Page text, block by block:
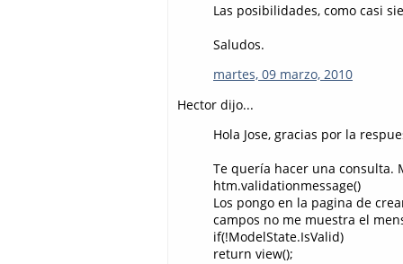
Las posibilidades, como casi
Saludos.
martes, 09 marzo, 2010
Hector dijo...
Hola Jose, gracias por la
Te quería hacer una consulta.
htm.validationmessage()
Los pongo en la pagina de
campos no me muestra el
if(!ModelState.IsValid)
return view();